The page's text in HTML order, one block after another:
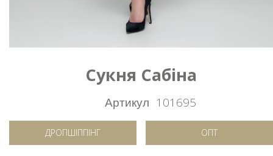
Сукня Сабіна
Артикул 101695
ДРОПШІППІНГ ОПТ